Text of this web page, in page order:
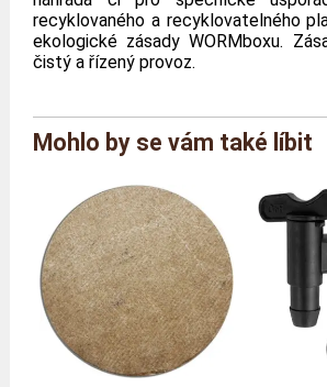
recyklovaného a recyklovatelného
ekologické zásady WORMboxu.
čistý a řízený provoz.
Značka
Reference
Hmotnost
1,1 kilo
Mohlo by se vám také líbit